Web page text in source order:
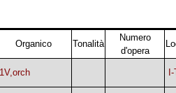
Organico Tonalità
Numero
d'opera
1V,orch